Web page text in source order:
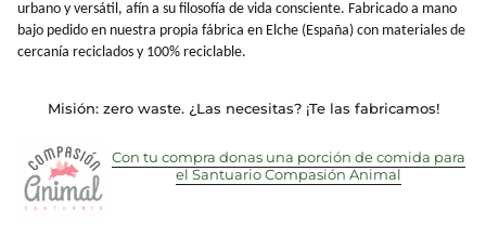
urbano y versátil, afín a su filosofía de vida consciente. Fabricado a mano
bajo pedido en nuestra propia fábrica en Elche (España) con materiales de
cercanía reciclados y 100% reciclable.
Misión: zero waste. ¿Las necesitas? ¡Te las fabricamos!
Con tu compra donas una porción de comida para
el Santuario Compasión Animal